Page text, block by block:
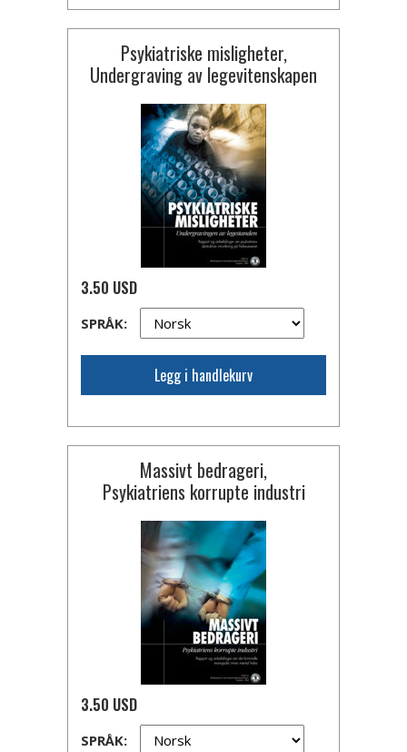
Psykiatriske misligheter,
Undergraving av legevitenskapen
3.50 USD
SPRÅK:
Legg i handlekurv
Massivt bedrageri,
Psykiatriens korrupte industri
3.50 USD
SPRÅK: